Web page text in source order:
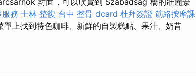
務 士林 整復 台中 整骨 dcard 杜拜簽證 筋絡按摩課
單上找到特色咖啡、新鮮的自製糕點、果汁、奶昔